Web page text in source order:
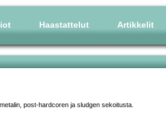
Haastattelut Artikkelit
post-hardcoren ja sludgen sekoitusta.